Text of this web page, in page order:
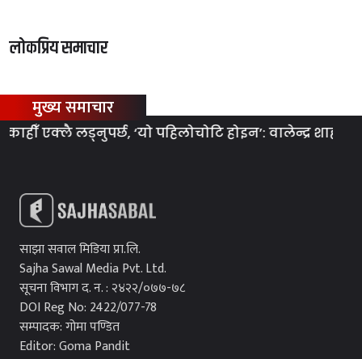
लोकप्रिय समाचार
मुख्य समाचार
एक्लै लड्नुपर्छ, ‘यो पहिलोचोटि होइन’: वालेन्द्र शाह
साझा सवाल मिडिया प्रा.लि.
Sajha Sawal Media Pvt. Ltd.
सूचना विभाग द. न. : २४२२/०७७-७८
DOI Reg No: 2422/077-78
सम्पादक: गोमा पण्डित
Editor: Goma Pandit